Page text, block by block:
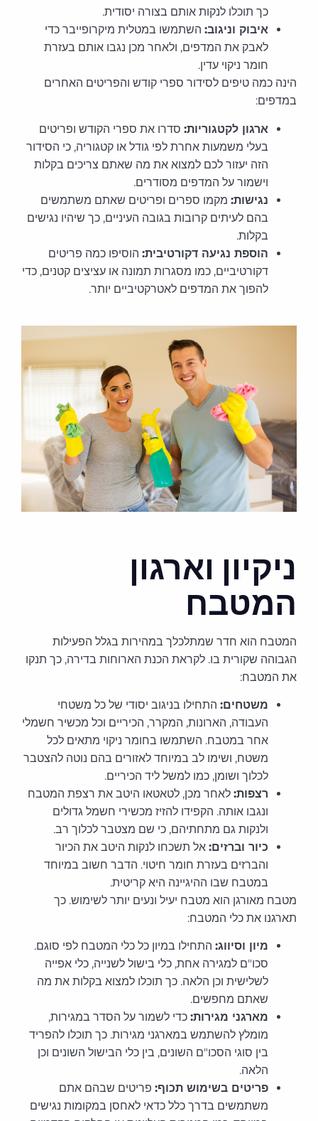
כך תוכלו לנקות אותם בצורה יסודית.
איבוק וניגוב:השתמשו במטלית מיקרופייבר כדי
לאבק את המדפים, ולאחר מכן נגבו אותם בעזרת
חומר ניקוי עדין.
הינה כמה טיפים לסידור ספרי קודש והפריטים האחרים
במדפים:
ארגון לקטגוריות:סדרו את ספרי הקודש ופריטים
בעלי משמעות אחרת לפי גודל או קטגוריה, כי הסידור
הזה יעזור לכם למצוא את מה שאתם צריכים בקלות
וישמור על המדפים מסודרים.
נגישות:מקמו ספרים ופריטים שאתם משתמשים
בהם לעיתים קרובות בגובה העיניים, כך שיהיו נגישים
בקלות.
הוספת נגיעה דקורטיבית:הוסיפו כמה פריטים
דקורטיביים, כמו מסגרות תמונה או עציצים קטנים, כדי
להפוך את המדפים לאטרקטיביים יותר.
ניקיון וארגון
המטבח
המטבח הוא חדר שמתלכלך במהירות בגלל הפעילות
הגבוהה שקורית בו. לקראת הכנת הארוחות בדירה, כך תנקו
את המטבח:
משטחים:התחילו בניגוב יסודי של כל משטחי
העבודה, הארונות, המקרר, הכיריים וכל מכשיר חשמלי
אחר במטבח. השתמשו בחומר ניקוי מתאים לכל
משטח, ושימו לב במיוחד לאזורים בהם נוטה להצטבר
לכלוך ושומן, כמו למשל ליד הכיריים.
רצפות:לאחר מכן, לטאטאו היטב את רצפת המטבח
ונגבו אותה. הקפידו להזיז מכשירי חשמל גדולים
ולנקות גם מתחתיהם, כי שם מצטבר לכלוך רב.
כיור וברזים:אל תשכחו לנקות היטב את הכיור
והברזים בעזרת חומר חיטוי. הדבר חשוב במיוחד
במטבח שבו ההיגיינה היא קריטית.
מטבח מאורגן הוא מטבח יעיל ונעים יותר לשימוש. כך
תארגנו את כלי המטבח:
מיון וסיווג:התחילו במיון כל כלי המטבח לפי סוגם.
סכו"ם למגירה אחת, כלי בישול לשנייה, כלי אפייה
לשלישית וכן הלאה. כך תוכלו למצוא בקלות את מה
שאתם מחפשים.
מארגני מגירות:כדי לשמור על הסדר במגירות,
מומלץ להשתמש במארגני מגירות. כך תוכלו להפריד
בין סוגי הסכו"ם השונים, בין כלי הבישול השונים וכן
הלאה.
פריטים בשימוש תכוף:פריטים שבהם אתם
משתמשים בדרך כלל כדאי לאחסן במקומות נגישים